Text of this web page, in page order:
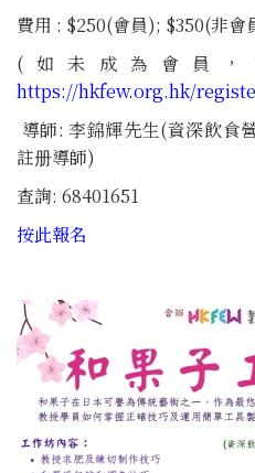
費用 : $250(會員); $350(非會
(如未成為會員
https://hkfew.org.hk/
導師: 李錦輝先生(資深飲食
註册導師)
查詢: 68401651
按此報名